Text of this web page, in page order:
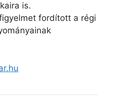
is.
fordított a régi